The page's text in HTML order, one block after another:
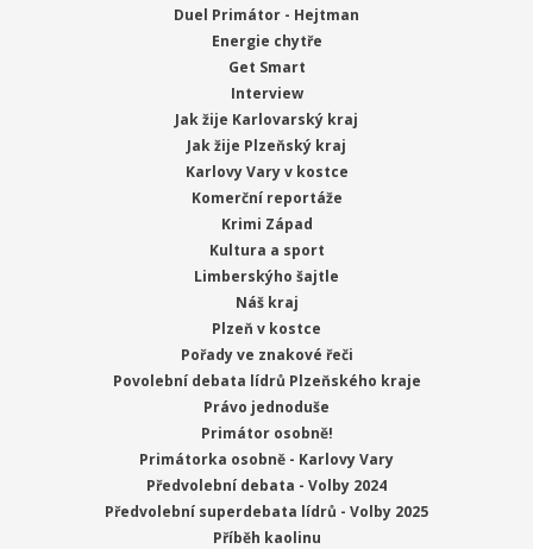
Duel Primátor - Hejtman
Energie chytře
Get Smart
Interview
Jak žije Karlovarský kraj
Jak žije Plzeňský kraj
Karlovy Vary v kostce
Komerční reportáže
Krimi Západ
Kultura a sport
Limberskýho šajtle
Náš kraj
Plzeň v kostce
Pořady ve znakové řeči
Povolební debata lídrů Plzeňského kraje
Právo jednoduše
Primátor osobně!
Primátorka osobně - Karlovy Vary
Předvolební debata - Volby 2024
Předvolební superdebata lídrů - Volby 2025
Příběh kaolinu